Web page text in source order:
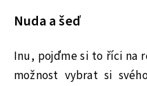
Nuda a šeď
Inu, pojďme si to říci na
možnost vybrat si